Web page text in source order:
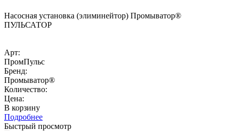
Насосная установка (элиминейтор) Промыватор®
ПУЛЬСАТОР
Арт:
ПромПульс
Бренд:
Промыватор®
Количество:
Цена:
В корзину
Подробнее
Быстрый просмотр